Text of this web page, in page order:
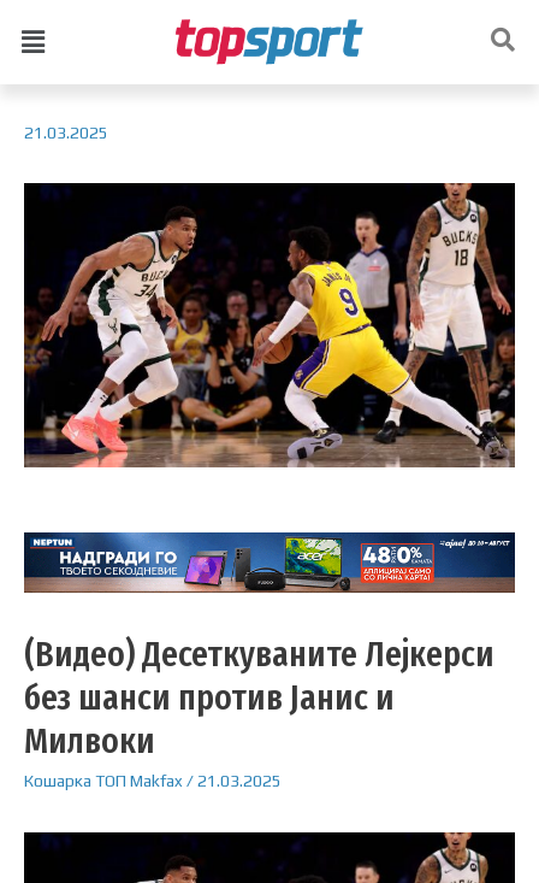
21.03.2025
(Видео) Десеткуваните Лејкерси
без шанси против Јанис и
Милвоки
Кошарка ТОП Makfax /21.03.2025